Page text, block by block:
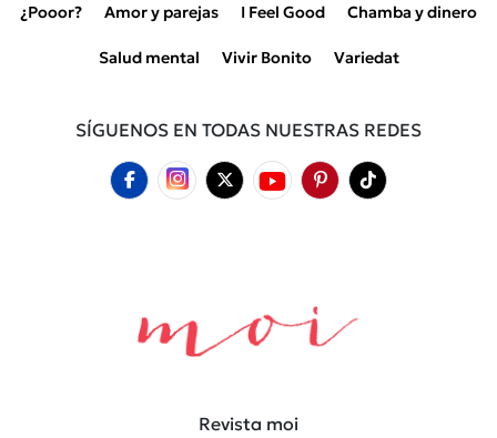
¿Pooor? Amor y parejas I Feel Good Chamba y dinero
Salud mental Vivir Bonito Variedat
SÍGUENOS EN TODAS NUESTRAS REDES
Revista moi